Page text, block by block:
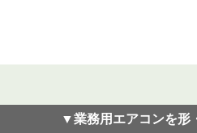
▼業務用エアコンを形